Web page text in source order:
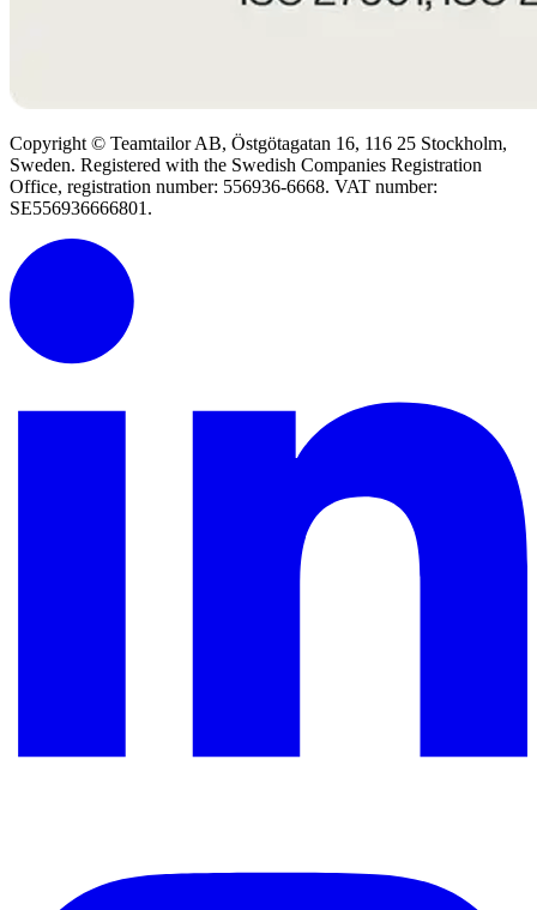
Copyright © Teamtailor AB, Östgötagatan 16, 116 25 Stockholm,
Sweden. Registered with the Swedish Companies Registration
Office, registration number: 556936-6668. VAT number:
SE556936666801.